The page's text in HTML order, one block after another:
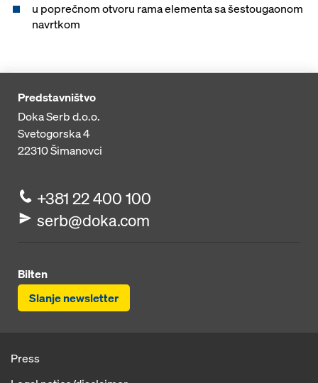
u poprečnom otvoru rama elementa sa šestougaonom
navrtkom
Predstavništvo
Doka Serb d.o.o.
Svetogorska 4
22310Šimanovci
+381 22 400 100
serb@doka.com
Bilten
Slanje newsletter
Press